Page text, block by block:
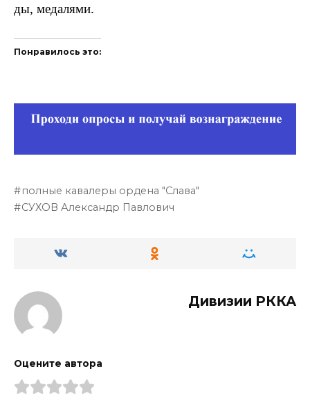
ды, медалями.
Понравилось это:
полные кавалеры ордена "Слава"
СУХОВ Александр Павлович
Дивизии РККА
Оцените автора